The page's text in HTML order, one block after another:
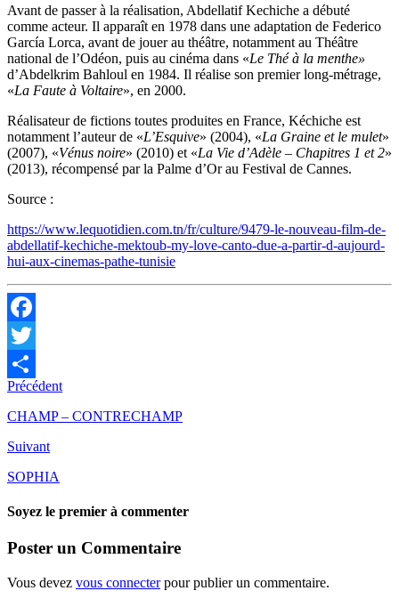
Avant de passer à la réalisation, Abdellatif Kechiche a débuté
comme acteur. Il apparaît en 1978 dans une adaptation de Federico
García Lorca, avant de jouer au théâtre, notamment au Théâtre
national de l’Odéon, puis au cinéma dans «Le Thé à la menthe»
d’Abdelkrim Bahloul en 1984. Il réalise son premier long-métrage,
«La Faute à Voltaire», en 2000.
Réalisateur de fictions toutes produites en France, Kéchiche est
notamment l’auteur de «L’Esquive» (2004), «La Graine et le mulet»
(2007), «Vénus noire» (2010) et «La Vie d’Adèle – Chapitres 1 et 2»
(2013), récompensé par la Palme d’Or au Festival de Cannes.
Source :
https://www.lequotidien.com.tn/fr/culture/9479-le-nouveau-film-de-
abdellatif-kechiche-mektoub-my-love-canto-due-a-partir-d-aujourd-
hui-aux-cinemas-pathe-tunisie
Facebook
Twitter
Partager
Précédent
CHAMP – CONTRECHAMP
Suivant
SOPHIA
Soyez le premier à commenter
Poster un Commentaire
Vous devez vous connecterpour publier un commentaire.